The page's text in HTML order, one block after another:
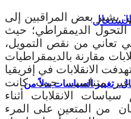
تغيير السياسات بدلاً من
: يشير بعض المراقبين إلى
الديمقراطي؛ حيث
تعاني من نقص التمويل،
مقارنة بالديمقراطيات
الانقلابات في إفريقيا
غير متناسب، حيث كانت
الانقلابات أثناء
من المتعين على المرء